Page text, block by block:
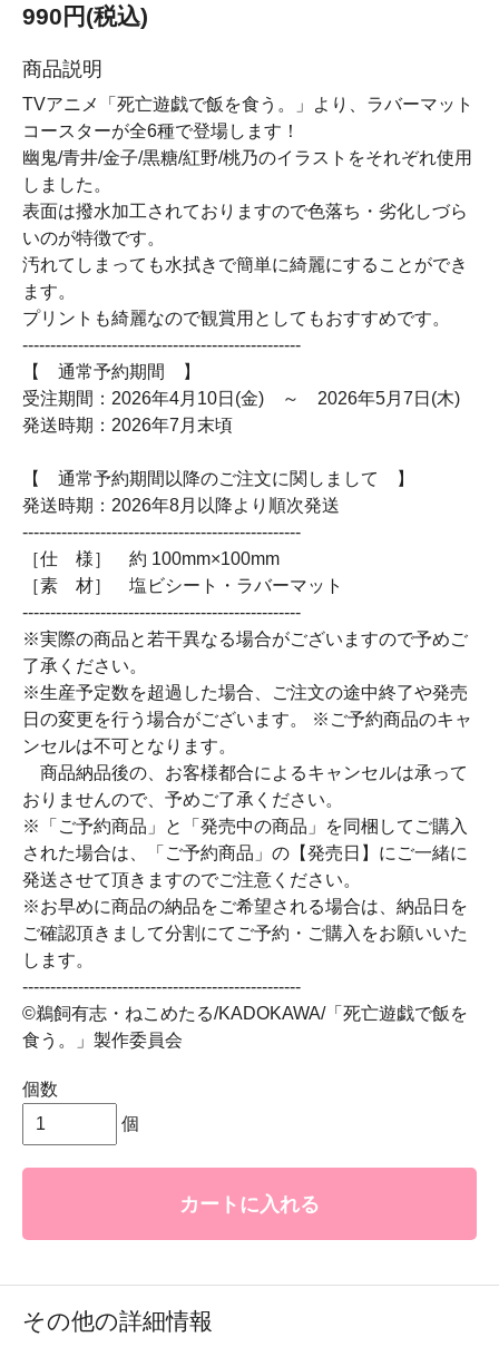
990円(税込)
商品説明
TVアニメ「死亡遊戯で飯を食う。」より、ラバーマット
コースターが全6種で登場します！
幽鬼/青井/金子/黒糖/紅野/桃乃のイラストをそれぞれ使用
しました。
表面は撥水加工されておりますので色落ち・劣化しづら
いのが特徴です。
汚れてしまっても水拭きで簡単に綺麗にすることができ
ます。
プリントも綺麗なので観賞用としてもおすすめです。
--------------------------------------------------
【 通常予約期間 】
受注期間：2026年4月10日(金) ～ 2026年5月7日(木)
発送時期：2026年7月末頃
【 通常予約期間以降のご注文に関しまして 】
発送時期：2026年8月以降より順次発送
--------------------------------------------------
［仕 様］ 約 100mm×100mm
［素 材］ 塩ビシート・ラバーマット
--------------------------------------------------
※実際の商品と若干異なる場合がございますので予めご
了承ください。
※生産予定数を超過した場合、ご注文の途中終了や発売
日の変更を行う場合がございます。 ※ご予約商品のキャ
ンセルは不可となります。
商品納品後の、お客様都合によるキャンセルは承って
おりませんので、予めご了承ください。
※「ご予約商品」と「発売中の商品」を同梱してご購入
された場合は、「ご予約商品」の【発売日】にご一緒に
発送させて頂きますのでご注意ください。
※お早めに商品の納品をご希望される場合は、納品日を
ご確認頂きまして分割にてご予約・ご購入をお願いいた
します。
--------------------------------------------------
©鵜飼有志・ねこめたる/KADOKAWA/「死亡遊戯で飯を
食う。」製作委員会
個数
個
カートに入れる
その他の詳細情報